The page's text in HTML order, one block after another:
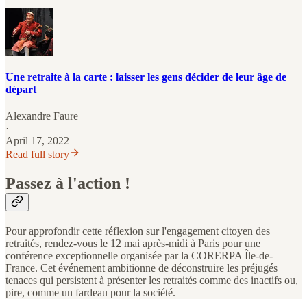
Une retraite à la carte : laisser les gens décider de leur âge de
départ
Alexandre Faure
·
April 17, 2022
Read full story
Passez à l'action !
Pour approfondir cette réflexion sur l'engagement citoyen des
retraités, rendez-vous le 12 mai après-midi à Paris pour une
conférence exceptionnelle organisée par la CORERPA Île-de-
France. Cet événement ambitionne de déconstruire les préjugés
tenaces qui persistent à présenter les retraités comme des inactifs ou,
pire, comme un fardeau pour la société.